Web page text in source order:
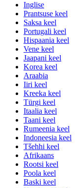
Inglise
Prantsuse keel
Saksa keel
Portugali keel
Hispaania keel
Vene keel
Jaapani keel
Korea keel
Araabia
Iiri keel
Kreeka keel
Türgi keel
Itaalia keel
Taani keel
Rumeenia keel
Indoneesia keel
Tšehhi keel
Afrikaans
Rootsi keel
Poola keel
Baski keel